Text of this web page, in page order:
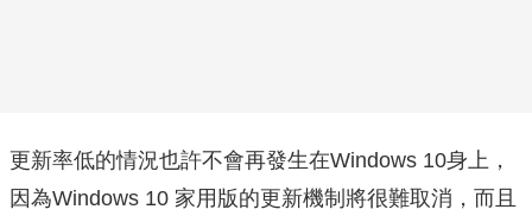
更新率低的情況也許不會再發生在Windows 10身上，
因為Windows 10 家用版的更新機制將很難取消，而且